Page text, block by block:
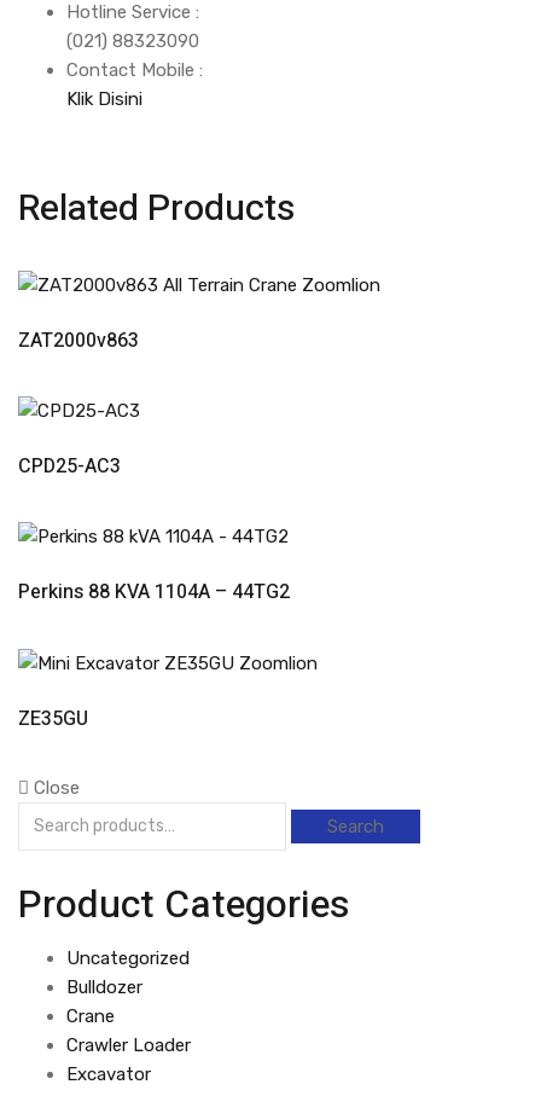
Hotline Service :
(021) 88323090
Contact Mobile :
Klik Disini
Related Products
ZAT2000v863
CPD25-AC3
Read More
Perkins 88 KVA 1104A – 44TG2
ZE35GU
Close
Search
Search
Product Categories
Uncategorized
Bulldozer
Crane
Crawler Loader
Excavator